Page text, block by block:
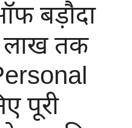
बड़ौदा
लाख तक
पूरी